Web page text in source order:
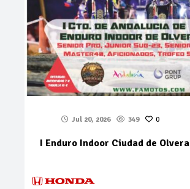
Jul 20, 2026 349 0
I Enduro Indoor Ciudad de Olvera